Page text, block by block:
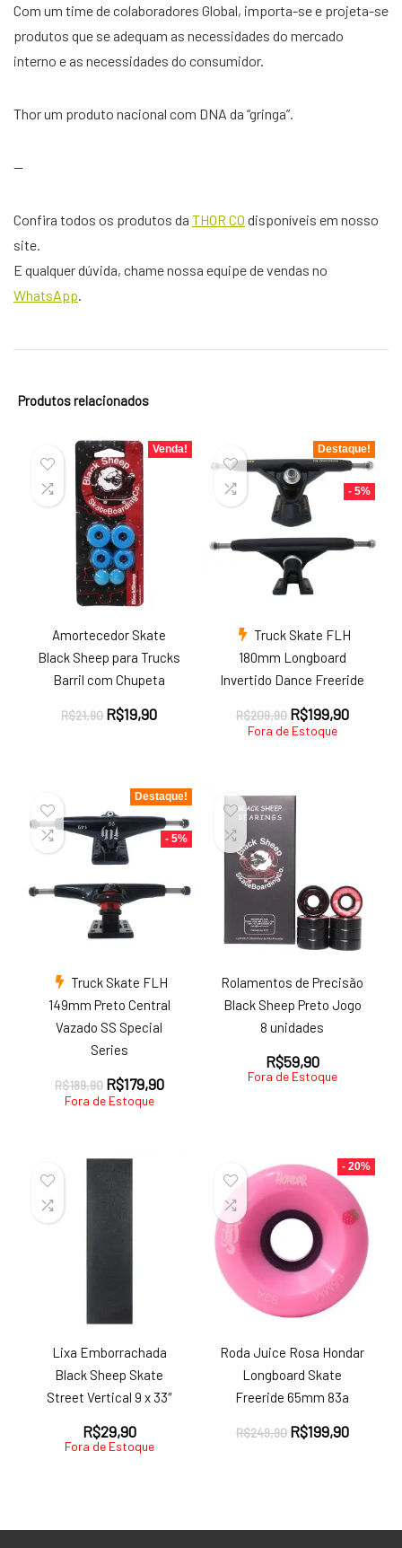
Com um time de colaboradores Global, importa-se e projeta-se
produtos que se adequam as necessidades do mercado
interno e as necessidades do consumidor.
Thor um produto nacional com DNA da “gringa”.
—
Confira todos os produtos da THOR CO disponíveis em nosso
site.
E qualquer dúvida, chame nossa equipe de vendas no
WhatsApp.
Produtos relacionados
Venda!
Amortecedor Skate
Black Sheep para Trucks
Barril com Chupeta
R$21,90 O
R$21,90.
R$19,90O
R$19,90.
Destaque!
- 5%
Truck Skate FLH
180mm Longboard
Invertido Dance Freeride
R$209,90 O
preço
R$199,90O
Fora de Estoque
Destaque!
- 5%
Truck Skate FLH
149mm Preto Central
Vazado SS Special
Series
R$189,90 O
preço
R$189,90.
R$179,90O
Fora de Estoque
Rolamentos de Precisão
Black Sheep Preto Jogo
8 unidades
R$59,90
Fora de Estoque
Lixa Emborrachada
Black Sheep Skate
Street Vertical 9 x 33″
R$29,90
Fora de Estoque
- 20%
Roda Juice Rosa Hondar
Longboard Skate
Freeride 65mm 83a
R$249,90 O
R$199,90O